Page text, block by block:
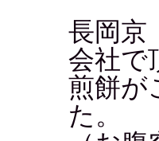
長岡京
会社で
煎餅が
た。